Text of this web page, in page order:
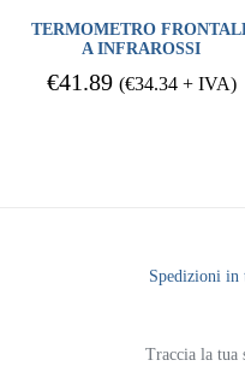
TERMOMETRO
A INFRAROSSI
€41.89 (€34.34+ IVA)
Spedizioni in
Traccia la tua